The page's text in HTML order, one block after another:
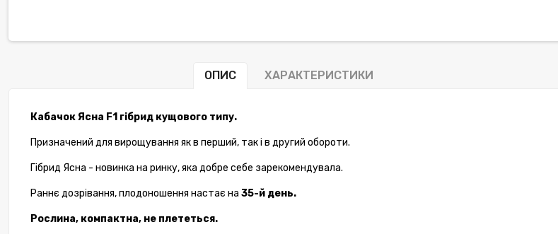
ОПИС ХАРАКТЕРИСТИКИ
Кабачок Ясна F1 гібрид кущового типу.
Призначений для вирощування як в перший, так і в другий обороти.
Гібрид Ясна - новинка на ринку, яка добре себе зарекомендувала.
Раннє дозрівання, плодоношення настає на 35-й день.
Рослина, компактна, не плететься.